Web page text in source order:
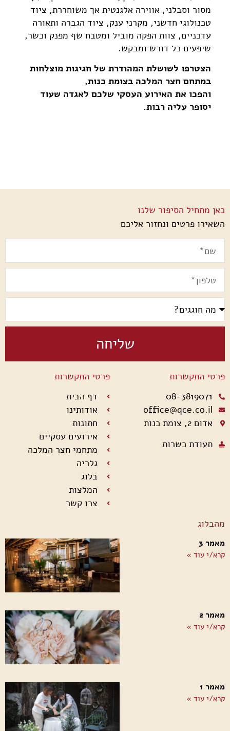
מסור וסבלני, אווירה אלגנטית אך משוחררת, ציוד
טכנולוגי חדשני, מקרני ענק, ציוד הגברה ותאורה
עדכניים, צוות הפקה מוביל ומטבח שף מפנק וכשר,
שיפעים כל דורש ומבקש.
הצטרפו לשושלת המהודרת של חגיגות מוצלחות
במתחם חצר המלכה בצומת כנות,
והפכו את האירוע העסקי שלכם לאגדה שעוד
יסופר עליה רבות.
כאן מתחיל הסיפור שלנו
השאירו פרטים ונחזור אליכם
שליחה
פרטי התקשרות
08-3819071
office@qce.co.il
אדום 2, צומת כנות
תעודת כשרות
פרטי התקשרות
דף הבית
אודותינו
חתונות
אירועים עסקיים
מתחמי חצר המלכה
גלריה
בלוג
המלצות
צרו קשר
מהבלוג
מאמר 3
קרא/י עוד »
מאמר 2
קרא/י עוד »
מאמר 1
קרא/י עוד »